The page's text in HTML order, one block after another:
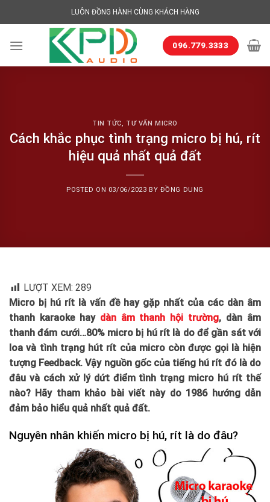
to
LUÔN ĐỒNG HÀNH CÙNG KHÁCH HÀNG
096.779.3333
TIN TỨC, TƯ VẤN MICRO
Cách khắc phục tình trạng micro bị hú, rít
hiệu quả nhất quả đất
POSTED ON 03/06/2023 BY ĐỒNG DUNG
LƯỢT XEM: 289
Micro bị hú rít là vấn đề hay gặp nhất của các dàn âm
thanh karaoke hay dàn âm thanh hội trường, dàn âm
thanh đám cưới…80% micro bị hú rít là do để gần sát với
loa và tình trạng hút rít của micro còn được gọi là hiện
tượng Feedback. Vậy nguồn gốc của tiếng hú rít đó là do
đâu và cách xử lý dứt điểm tình trạng micro hú rít thế
nào? Hãy tham khảo bài viết này do 1986 hướng dẫn
đảm bảo hiểu quả nhất quả đất.
Nguyên nhân khiến micro bị hú, rít là do đâu?